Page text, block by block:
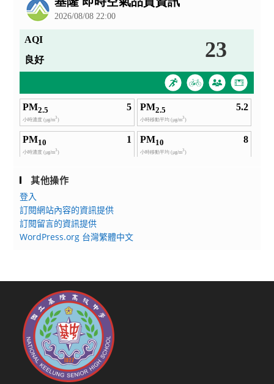
其他操作
登入
訂閱網站內容的資訊提供
訂閱留言的資訊提供
WordPress.org 台灣繁體中文